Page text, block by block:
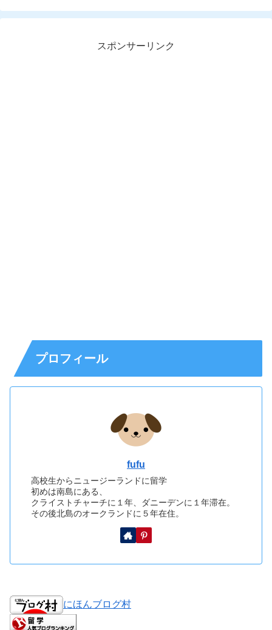
スポンサーリンク
プロフィール
fufu
高校生からニュージーランドに留学
初めは南島にある、
クライストチャーチに１年、ダニーデンに１年滞在。
その後北島のオークランドに５年在住。
にほんブログ村